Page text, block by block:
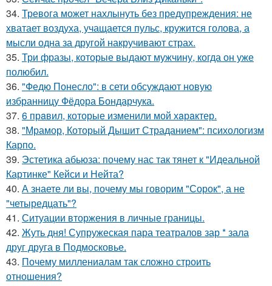
34. Тревога может нахлынуть без предупреждения: не
хватает воздуха, учащается пульс, кружится голова, а
мысли одна за другой накручивают страх.
35. Три фразы, которые выдают мужчину, когда он уже
полюбил.
36. "Федю Понесло": в сети обсуждают новую
избранницу Фёдора Бондарчука.
37. 6 прaвил, которые изменили мой хaрaктер.
38. "Мрамор, Который Дышит Страданием": психологизм
Карпо.
39. Эстетика абьюза: почему нас так тянет к "Идеальной
Картинке" Кейси и Нейта?
40. А знаете ли вы, почему мы говорим "Сорок", а не
"четыредцать"?
41. Ситуации вторжения в личные границы.
42. Жуть дня! Супружеская пара театралов зар * зала
друг друга в Подмосковье.
43. Почему миллениалам так сложно строить
отношения?